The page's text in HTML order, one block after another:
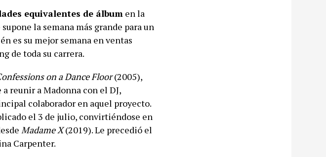
equivalentes de álbum en la
la semana más grande para un
es su mejor semana en ventas
de toda su carrera.
on a Dance Floor(2005),
reunir a Madonna con el DJ,
colaborador en aquel proyecto.
el 3 de julio, convirtiéndose en
Madame X(2019). Le precedió el
Carpenter.